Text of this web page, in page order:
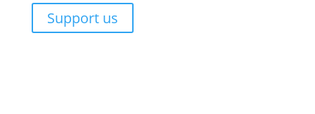
Support us